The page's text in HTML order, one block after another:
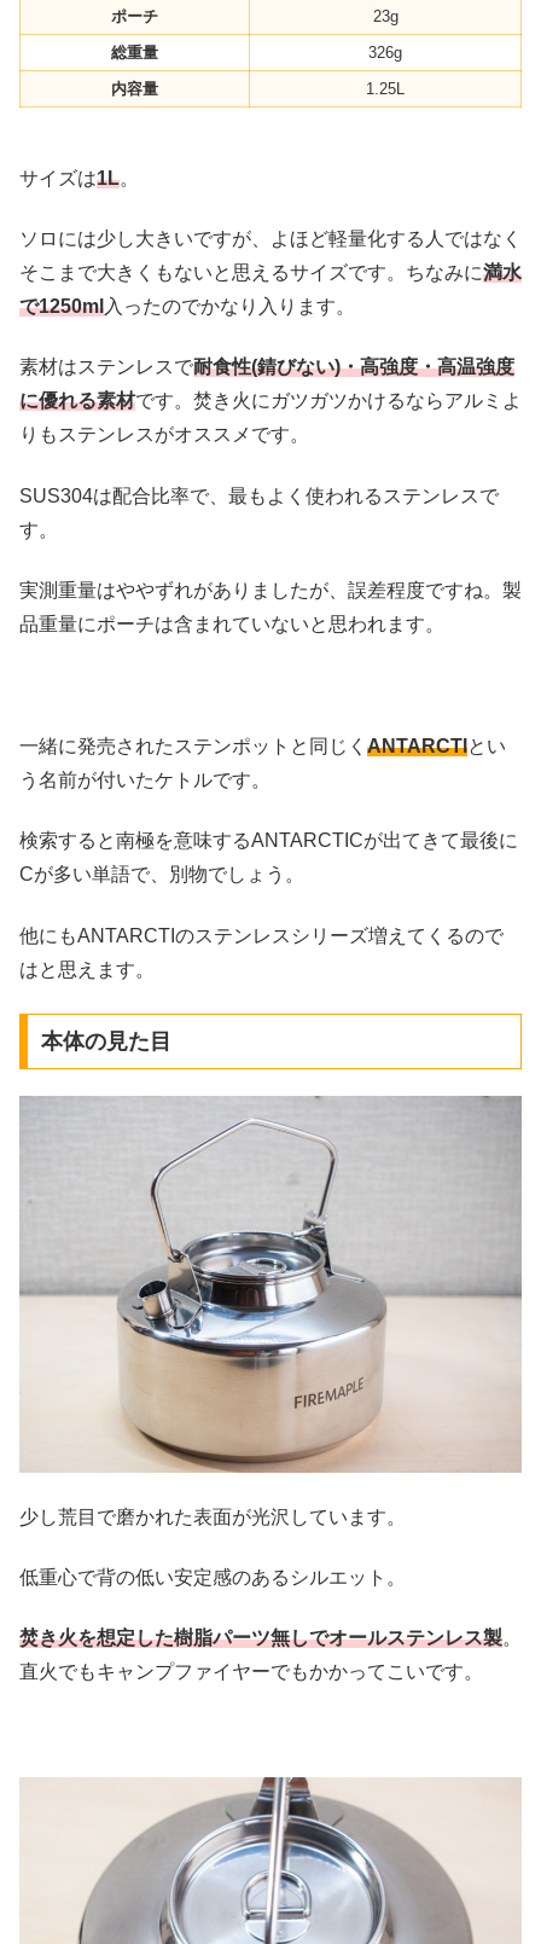
ポーチ
23g
総重量
326g
内容量
1.25L
サイズは1L。
ソロには少し大きいですが、よほど軽量化する人ではなく
そこまで大きくもないと思えるサイズです。ちなみに満水
で1250ml入ったのでかなり入ります。
素材はステンレスで耐食性(錆びない)・高強度・高温強度
に優れる素材です。焚き火にガツガツかけるならアルミよ
りもステンレスがオススメです。
SUS304は配合比率で、最もよく使われるステンレスで
す。
実測重量はややずれがありましたが、誤差程度ですね。製
品重量にポーチは含まれていないと思われます。
一緒に発売されたステンポットと同じく ANTARCTIとい
う名前が付いたケトルです。
検索すると南極を意味するANTARCTICが出てきて最後に
Cが多い単語で、別物でしょう。
他にもANTARCTIのステンレスシリーズ増えてくるので
はと思えます。
本体の見た目
少し荒目で磨かれた表面が光沢しています。
低重心で背の低い安定感のあるシルエット。
焚き火を想定した樹脂パーツ無しでオールステンレス製。
直火でもキャンプファイヤーでもかかってこいです。